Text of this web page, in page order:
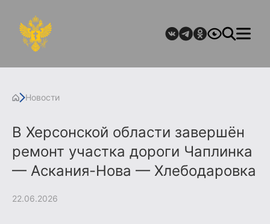
Новости
В Херсонской области завершён
ремонт участка дороги Чаплинка
— Аскания-Нова — Хлебодаровка
22.06.2026